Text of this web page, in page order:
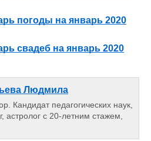
погоды на январь 2020
свадеб на январь 2020
Людмила
Кандидат педагогических наук,
астролог с 20-летним стажем,